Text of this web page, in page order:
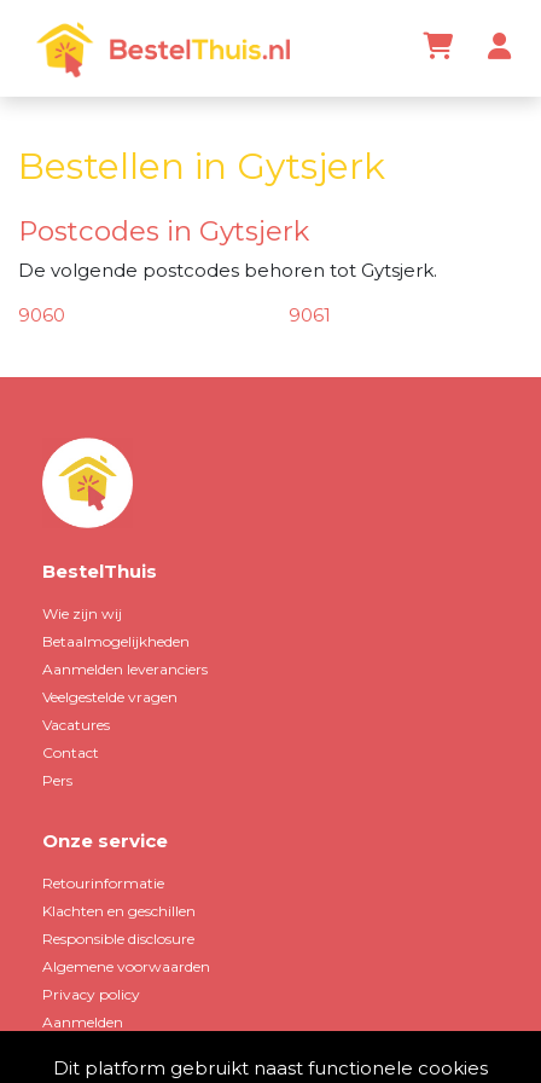
Bestellen in Gytsjerk
Postcodes in Gytsjerk
De volgende postcodes behoren tot Gytsjerk.
9060
9061
BestelThuis
Wie zijn wij
Betaalmogelijkheden
Aanmelden leveranciers
Veelgestelde vragen
Vacatures
Contact
Pers
Onze service
Retourinformatie
Klachten en geschillen
Responsible disclosure
Algemene voorwaarden
Privacy policy
Aanmelden
Dit platform gebruikt naast functionele cookies